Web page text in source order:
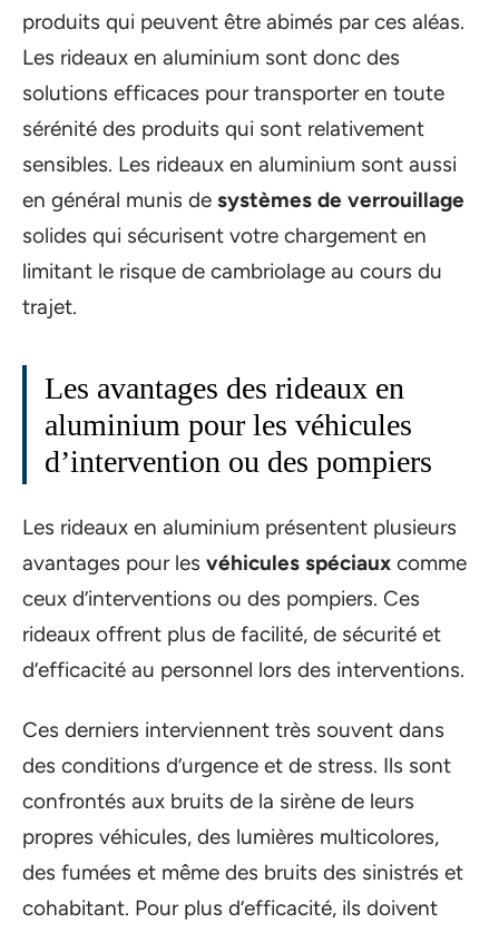
produits qui peuvent être abimés par ces aléas.
Les rideaux en aluminium sont donc des
solutions efficaces pour transporter en toute
sérénité des produits qui sont relativement
sensibles. Les rideaux en aluminium sont aussi
en général munis de systèmes de verrouillage
solides qui sécurisent votre chargement en
limitant le risque de cambriolage au cours du
trajet.
Les avantages des rideaux en
aluminium pour les véhicules
d’intervention ou des pompiers
Les rideaux en aluminium présentent plusieurs
avantages pour les véhicules spéciaux comme
ceux d’interventions ou des pompiers. Ces
rideaux offrent plus de facilité, de sécurité et
d’efficacité au personnel lors des interventions.
Ces derniers interviennent très souvent dans
des conditions d’urgence et de stress. Ils sont
confrontés aux bruits de la sirène de leurs
propres véhicules, des lumières multicolores,
des fumées et même des bruits des sinistrés et
cohabitant. Pour plus d’efficacité, ils doivent